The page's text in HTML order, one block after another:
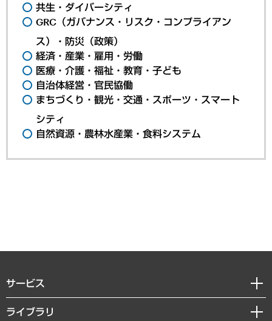
共生・ダイバーシティ
GRC（ガバナンス・リスク・コンプライアン
ス）・防災（政策）
経済・産業・雇用・労働
医療・介護・福祉・教育・子ども
自治体経営・官民協働
まちづくり・観光・交通・スポーツ・スマート
シティ
自然資源・農林水産業・食料システム
サービス
経営戦略
ライブラリ